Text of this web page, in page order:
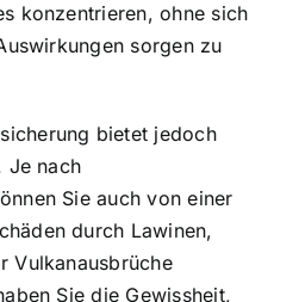
konzentrieren, ohne sich
sorgen zu
bietet jedoch
Je nach
Sie auch von einer
durch Lawinen,
Vulkanausbrüche
Sie die Gewissheit,